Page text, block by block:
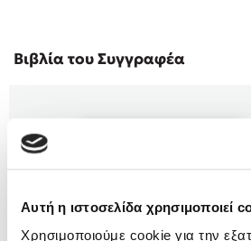
Αυτή η ιστοσελίδα χρησιμοποιεί
Χρησιμοποιούμε cookie για την
Ιωάννης
Πάνω, κάτω,
Βιβλία του Συγγραφέα